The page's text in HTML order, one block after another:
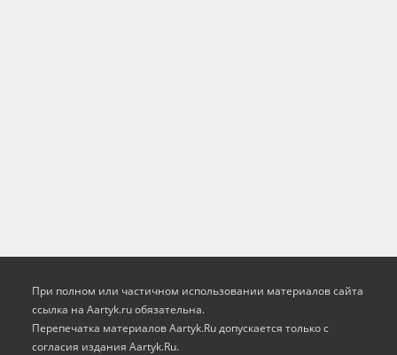
При полном или частичном использовании материалов сайта
ссылка на Aartyk.ru oбязательна.
Перепечатка материалов Aartyk.Ru допускается только с
согласия издания Aartyk.Ru.